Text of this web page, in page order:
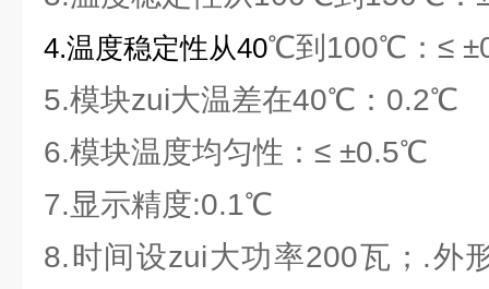
4.温度稳定性从40℃到100℃：≤
5.模块zui大温差在40℃：0.2℃
6.模块温度均匀性：≤ ±0.5℃
7.显示精度:0.1℃
8.时间设zui大功率200瓦；.外